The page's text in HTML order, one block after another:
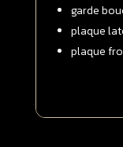
garde
plaque
plaque